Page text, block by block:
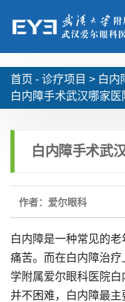
首页 - 诊疗项目 > 白内
白内障手术武汉哪家医
白内障手术武
作者：爱尔眼科
白内障是一种常见的
痛苦。而在白内障治
学附属爱尔眼科医院
并不困难，白内障最